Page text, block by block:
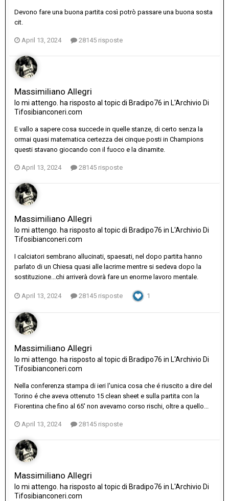
Devono fare una buona partita così potrò passare una buona sosta
cit.
April 13, 2024 28145 risposte
Massimiliano Allegri
Io mi attengo. ha risposto al topic di Bradipo76 in L'Archivio Di
Tifosibianconeri.com
E vallo a sapere cosa succede in quelle stanze, di certo senza la
ormai quasi matematica certezza dei cinque posti in Champions
questi stavano giocando con il fuoco e la dinamite.
April 13, 2024 28145 risposte
Massimiliano Allegri
Io mi attengo. ha risposto al topic di Bradipo76 in L'Archivio Di
Tifosibianconeri.com
I calciatori sembrano allucinati, spaesati, nel dopo partita hanno
parlato di un Chiesa quasi alle lacrime mentre si sedeva dopo la
sostituzione...chi arriverà dovrà fare un enorme lavoro mentale.
April 13, 2024 28145 risposte 1
Massimiliano Allegri
Io mi attengo. ha risposto al topic di Bradipo76 in L'Archivio Di
Tifosibianconeri.com
Nella conferenza stampa di ieri l'unica cosa che é riuscito a dire del
Torino é che aveva ottenuto 15 clean sheet e sulla partita con la
Fiorentina che fino al 65' non avevamo corso rischi, oltre a quello...
April 13, 2024 28145 risposte
Massimiliano Allegri
Io mi attengo. ha risposto al topic di Bradipo76 in L'Archivio Di
Tifosibianconeri.com